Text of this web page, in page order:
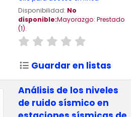
Disponibilidad: No
disponible:Mayorazgo: Prestado
(1).
Guardar en listas
Análisis de los niveles
de ruido sísmico en